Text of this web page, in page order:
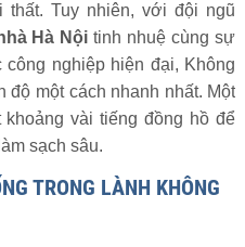
Tuy nhiên, với đội ngũ
Hà Nộitinh nhuệ cùng sự
nghiệp hiện đại, Không
độ một cách nhanh nhất. Một
vài tiếng đồng hồ để
sạch sâu.
TRONG LÀNH KHÔNG